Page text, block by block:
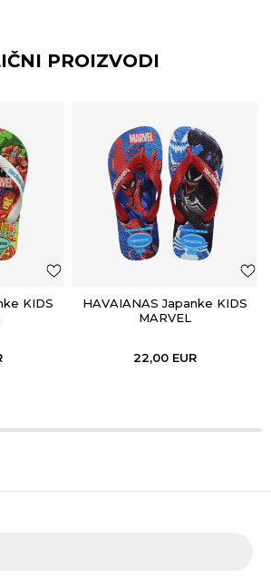
PROIZVODI
KIDS
HAVAIANAS Japanke KIDS
MARVEL
22,00 EUR